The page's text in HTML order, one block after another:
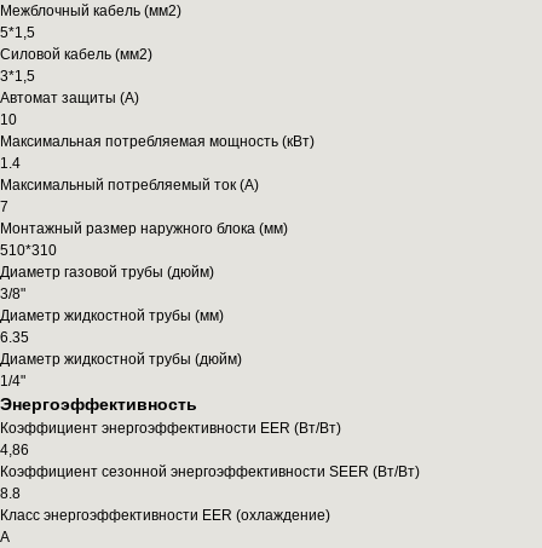
Межблочный кабель (мм2)
5*1,5
Силовой кабель (мм2)
3*1,5
Автомат защиты (А)
10
Максимальная потребляемая мощность (кВт)
1.4
Максимальный потребляемый ток (А)
7
Монтажный размер наружного блока (мм)
510*310
Диаметр газовой трубы (дюйм)
3/8"
Диаметр жидкостной трубы (мм)
6.35
Диаметр жидкостной трубы (дюйм)
1/4"
Энергоэффективность
Коэффициент энергоэффективности EER (Вт/Вт)
4,86
Коэффициент сезонной энергоэффективности SEER (Вт/Вт)
8.8
Класс энергоэффективности EER (охлаждение)
A